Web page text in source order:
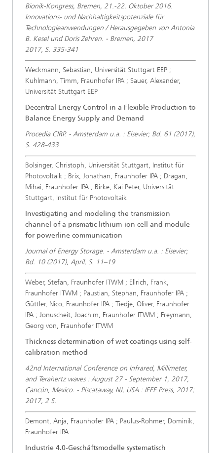
Bionik-Kongress, Bremen, 21.-22. Oktober 2016.
Innovations- und Nachhaltigkeitspotenziale für
Technologieanwendungen / Herausgegeben von Antonia
B. Kesel und Doris Zehren. - Bremen, 2017
2017, S. 335-341
Weckmann, Sebastian, Universität Stuttgart EEP ;
Kuhlmann, Timm, Fraunhofer IPA ; Sauer, Alexander,
Universität Stuttgart EEP
Decentral Energy Control in a Flexible Production to
Balance Energy Supply and Demand
Procedia CIRP. - Amsterdam u.a. : Elsevier; Bd. 61 (2017),
S. 428-433
Bolsinger, Christoph, Universität Stuttgart, Institut für
Photovoltaik ; Brix, Jonathan, Fraunhofer IPA ; Dragan,
Mihai, Fraunhofer IPA ; Birke, Kai Peter, Universität
Stuttgart, Institut für Photovoltaik
Investigating and modeling the transmission
channel of a prismatic lithium-ion cell and module
for powerline communication
Journal of Energy Storage. - Amsterdam u.a. : Elsevier;
Bd. 10 (2017), April, S. 11–19
Weber, Stefan, Fraunhofer ITWM ; Ellrich, Frank,
Fraunhofer ITWM ; Paustian, Stephan, Fraunhofer IPA ;
Güttler, Nico, Fraunhofer IPA ; Tiedje, Oliver, Fraunhofer
IPA ; Jonuscheit, Joachim, Fraunhofer ITWM ; Freymann,
Georg von, Fraunhofer ITWM
Thickness determination of wet coatings using self-
calibration method
42nd International Conference on Infrared, Millimeter,
and Terahertz waves : August 27 - September 1, 2017,
Cancún, Mexico. - Piscataway, NJ, USA : IEEE Press, 2017;
2017, 2 S.
Demont, Anja, Fraunhofer IPA ; Paulus-Rohmer, Dominik,
Fraunhofer IPA
Industrie 4.0-Geschäftsmodelle systematisch